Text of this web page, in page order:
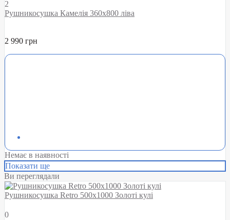
2
Рушникосушка Камелія 360х800 ліва
2 990 грн
Немає в наявності
Показати ще
Ви переглядали
Рушникосушка Retro 500х1000 Золоті кулі
0